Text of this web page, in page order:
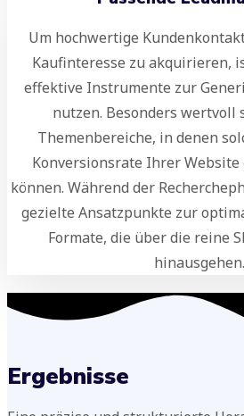
Um hochwertige
Kaufinteresse zu akquirieren,
effektive Instrumente zur
nutzen. Besonders wertvoll
Themenbereiche, in denen
Konversionsrate Ihrer
können. Während der
gezielte Ansatzpunkte zur
Formate, die über die reine
hinausgehen.
Ergebnisse